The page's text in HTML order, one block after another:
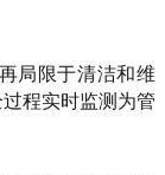
局限于清洁和维
程实时监测为管